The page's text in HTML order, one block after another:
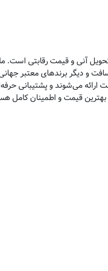
آنی و قیمت رقابتی است.
و دیگر برندهای معتبر
ارائه می‌شوند و پشتیبانی
قیمت و اطمینان کامل